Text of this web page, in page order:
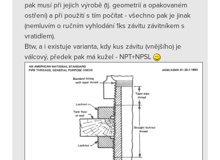
pak musí při jejich výrobě (tj. geometrií a opakovaném
ostření) a při použití s tím počítat - všechno pak je jinak
(nemluvím o ručním vyhlodání 1ks závitu závitníkem s
vratidlem).
Btw, a i existuje varianta, kdy kus závitu (vnějšího) je
válcový, předek pak má kužel - NPT+NPSL